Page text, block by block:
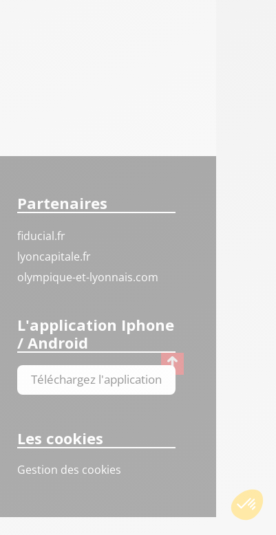
Partenaires
fiducial.fr
lyoncapitale.fr
olympique-et-lyonnais.com
L'application Iphone
/ Android
Téléchargez l'application
Les cookies
Gestion des cookies